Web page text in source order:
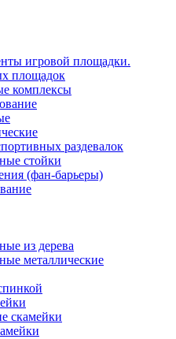
игровой площадки.
площадок
комплексы
раздевалок
стойки
(фан-барьеры)
из дерева
металлические
скамейки